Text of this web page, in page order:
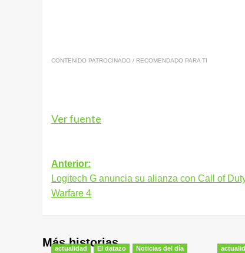
CONTENIDO PATROCINADO / RECOMENDADO PARA TI
Ver fuente
Navegación
de
Anterior:
Logitech G anuncia su alianza con Call of
Warfare 4
Más historias
actualidad El datazo Noticias del día